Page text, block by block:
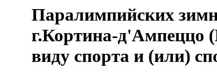
Паралимпийских
г.Кортина-д'Ампеццо
виду спорта и (или)